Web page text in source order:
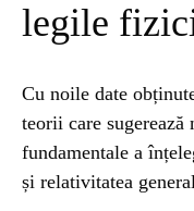
legile
Cu noile date
teorii care sugerează
fundamentale a
și relativitatea